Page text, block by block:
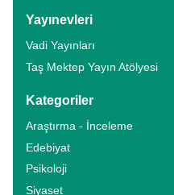
Yayınevleri
Vadi Yayınları
Taş Mektep Yayın Atölyesi
Kategoriler
Araştırma - İnceleme
Edebiyat
Psikoloji
Siyaset